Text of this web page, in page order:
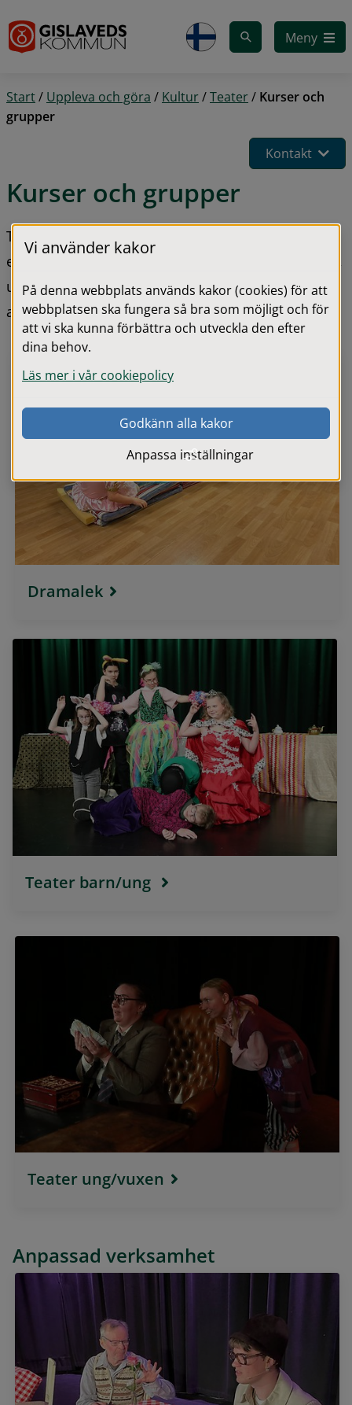
Meny
Start/ Uppleva och göra / Kultur/Teater/ Kurser och
grupper
Kontakt
Kurser och grupper
Tycker du om att spela teater, leka med fantasi
eller stå på scen? Vi erbjuder teaterkurser för barn,
unga och vuxna, från dramalek till teatergrupper
anpassade för olika behov.
Dramalek
Teater barn/ung
Teater ung/vuxen
Anpassad verksamhet
Vi använder kakor
På denna webbplats används kakor (cookies) för att
webbplatsen ska fungera så bra som möjligt och för
att vi ska kunna förbättra och utveckla den efter
dina behov.
Läs mer i vår cookiepolicy
Godkänn alla kakor
Anpassa inställningar